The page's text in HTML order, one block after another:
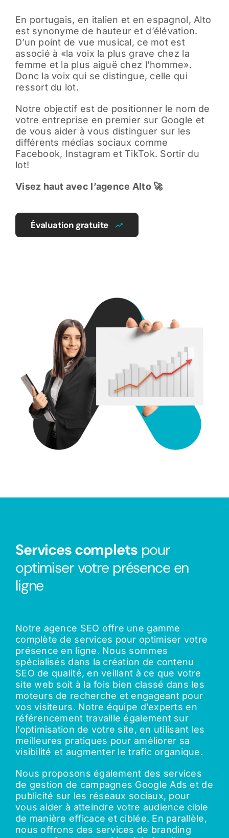
En portugais, en italien et en espagnol, Alto
est synonyme de hauteur et d’élévation.
D’un point de vue musical, ce mot est
associé à «la voix la plus grave chez la
femme et la plus aiguë chez l’homme».
Donc la voix qui se distingue, celle qui
ressort du lot.
Notre objectif est de positionner le nom de
votre entreprise en premier sur Google et
de vous aider à vous distinguer sur les
différents médias sociaux comme
Facebook, Instagram et TikTok. Sortir du
lot!
Visez haut avec l’agence Alto 🚀
Évaluation gratuite
Services completspour
optimiser votre présence en
ligne
Notre agence SEO offre une gamme
complète de services pour optimiser votre
présence en ligne. Nous sommes
spécialisés dans la création de contenu
SEO de qualité, en veillant à ce que votre
site web soit à la fois bien classé dans les
moteurs de recherche et engageant pour
vos visiteurs. Notre équipe d’experts en
référencement travaille également sur
l’optimisation de votre site, en utilisant les
meilleures pratiques pour améliorer sa
visibilité et augmenter le trafic organique.
Nous proposons également des services
de gestion de campagnes Google Ads et de
publicité sur les réseaux sociaux, pour
vous aider à atteindre votre audience cible
de manière efficace et ciblée. En parallèle,
nous offrons des services de branding